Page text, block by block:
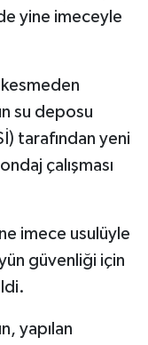
yine imeceyle
kesmeden
su deposu
tarafından yeni
çalışması
imece usulüyle
güvenliği için
yapılan